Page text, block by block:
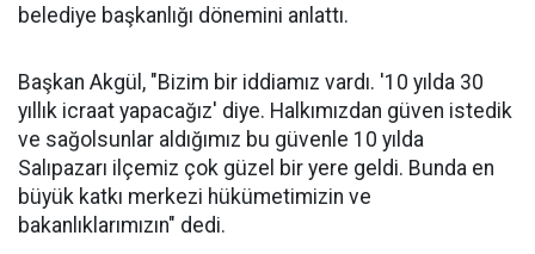
belediye başkanlığı dönemini anlattı.
Başkan Akgül, "Bizim bir iddiamız vardı. '10 yılda 30
yıllık icraat yapacağız' diye. Halkımızdan güven istedik
ve sağolsunlar aldığımız bu güvenle 10 yılda
Salıpazarı ilçemiz çok güzel bir yere geldi. Bunda en
büyük katkı merkezi hükümetimizin ve
bakanlıklarımızın" dedi.